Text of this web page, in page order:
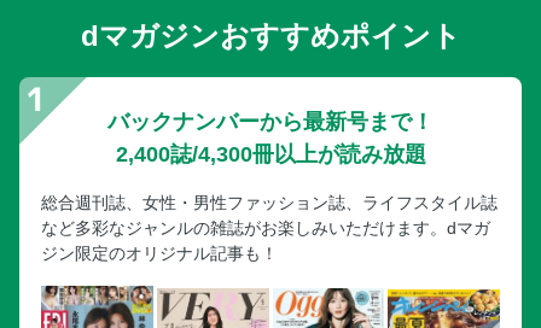
dマガジンおすすめポイント
バックナンバーから最新号まで！
2,400誌/4,300冊以上が読み放題
総合週刊誌、女性・男性ファッション誌、ライフスタイル誌
など多彩なジャンルの雑誌がお楽しみいただけます。dマガ
ジン限定のオリジナル記事も！